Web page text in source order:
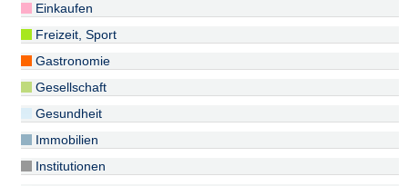
Einkaufen
Freizeit, Sport
Gastronomie
Gesellschaft
Gesundheit
Immobilien
Institutionen